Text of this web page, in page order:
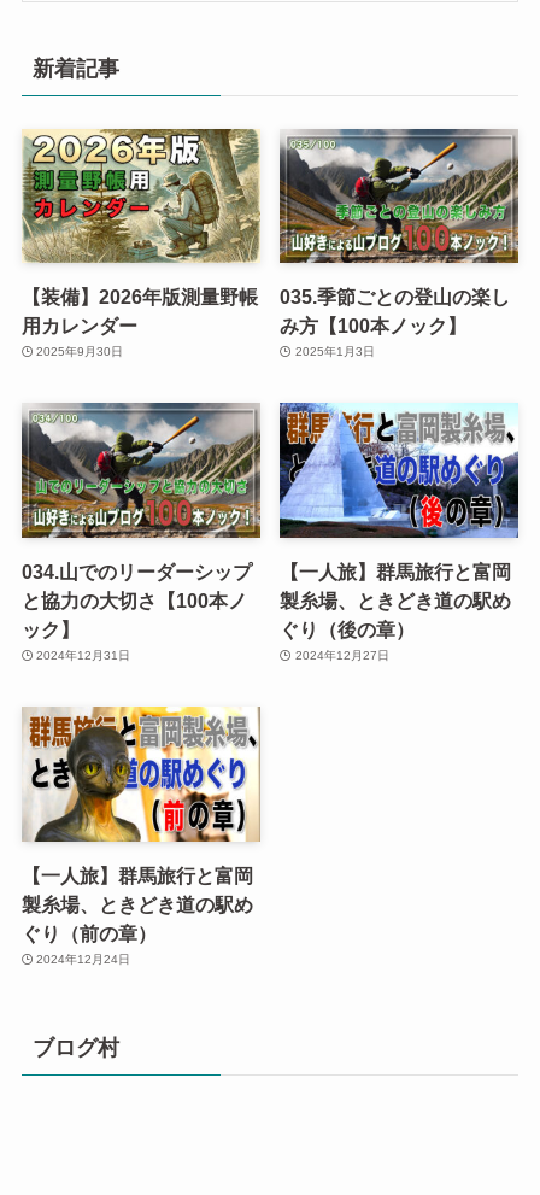
新着記事
【装備】2026年版測量野帳
用カレンダー
2025年9月30日
035.季節ごとの登山の楽し
み方【100本ノック】
2025年1月3日
034.山でのリーダーシップ
と協力の大切さ【100本ノ
ック】
2024年12月31日
【一人旅】群馬旅行と富岡
製糸場、ときどき道の駅め
ぐり（後の章）
2024年12月27日
【一人旅】群馬旅行と富岡
製糸場、ときどき道の駅め
ぐり（前の章）
2024年12月24日
ブログ村